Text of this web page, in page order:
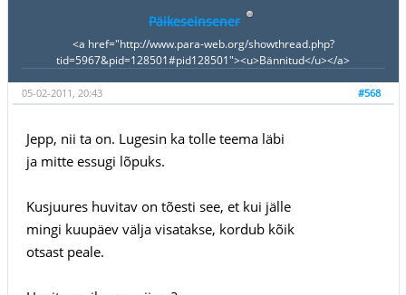
Päikeseinsener
<a href="http://www.para-web.org/showthread.php?
tid=5967&pid=128501#pid128501"><u>Bännitud</u></a>
#568
05-02-2011, 20:43
Jepp, nii ta on. Lugesin ka tolle teema läbi
ja mitte essugi lõpuks.
Kusjuures huvitav on tõesti see, et kui jälle
mingi kuupäev välja visatakse, kordub kõik
otsast peale.